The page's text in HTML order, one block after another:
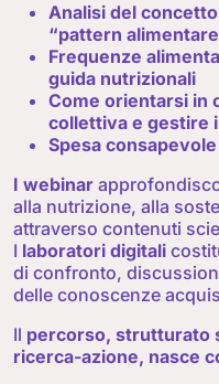
Analisi del
“pattern
Frequenze
guida nutrizionali
Come orientarsi in
collettiva e gestire
Spesa consapevole
I webinar
alla nutrizione, alla
attraverso contenuti
I laboratori digitali
di confronto,
delle conoscenze
Il percorso, strutturato
ricerca-azione, nasce